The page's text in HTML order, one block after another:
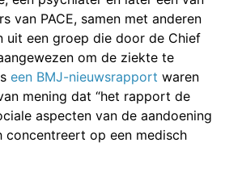
van PACE, samen met anderen
uit een groep die door de Chief
om de ziekte te
een BMJ-nieuwsrapport waren
mening dat “het rapport de
aspecten van de aandoening
concentreert op een medisch